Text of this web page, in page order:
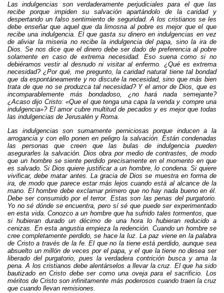
Las indulgencias son verdaderamente perjudiciales para el que las
recibe porque impiden su salvación apartándolo de la caridad y
despertando un falso sentimiento de seguridad. A los cristianos se les
debe enseñar que aquel que da limosna al pobre es mejor que el que
recibe una indulgencia. El que gasta su dinero en indulgencias en vez
de aliviar la miseria no recibe la indulgencia del papa, sino la ira de
Dios. Se nos dice que el dinero debe ser dado de preferencia al pobre
solamente en caso de extrema necesidad. Eso suena como si no
debiéramos vestir al desnudo ni visitar al enfermo. ¿Qué es extrema
necesidad? ¿Por qué, me pregunto, la caridad natural tiene tal bondad
que da espontáneamente y no discute la necesidad, sino que más bien
trata de que no se produzca tal necesidad? Y el amor de Dios, que es
incomparablemente más bondadoso, ¿no hará nada semejante?
¿Acaso dijo Cristo: «Que el que tenga una capa la venda y compre una
indulgencia»? El amor cubre multitud de pecados y es mejor que todas
las indulgencias de Jerusalén y Roma.
Las indulgencias son sumamente perniciosas porque inducen a la
arrogancia y con ello ponen en peligro la salvación. Están condenadas
las personas que creen que las bulas de indulgencia pueden
asegurarles la salvación. Dios obra por medio de contrastes, de modo
que un hombre se siente perdido precisamente en el momento en que
es salvado. Si Dios quiere justificar a un hombre, lo condena. Si quiere
vivificar, debe matar antes. La gracia de Dios se muestra en forma de
ira, de modo que parece estar más lejos cuando está al alcance de la
mano. El hombre debe exclamar primero que no hay nada bueno en él.
Debe ser consumido por el terror. Estas son las penas del purgatorio.
Yo no sé dónde se encuentra, pero sí sé que puede ser experimentado
en esta vida. Conozco a un hombre que ha sufrido tales tormentos, que
si hubieran durado un décimo de una hora lo hubieran reducido a
cenizas. En esta angustia empieza la redención. Cuando un hombre se
cree completamente perdido, se hace la luz. La paz viene en la palabra
de Cristo a través de la fe. El que no la tiene está perdido, aunque sea
absuelto un millón de veces por el papa, y el que la tiene no desea ser
liberado del purgatorio, pues la verdadera contrición busca y ama la
pena. A los cristianos debe alentárselos a llevar la cruz. El que ha sido
bautizado en Cristo debe ser como una oveja para el sacrificio. Los
méritos de Cristo son infinitamente más poderosos cuando traen la cruz
que cuando llevan remisiones.